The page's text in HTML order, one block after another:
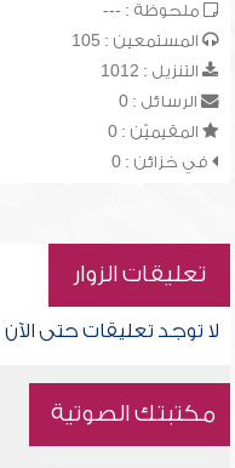
ملحوظة : ---
المستمعين : 105
التنزيل : 1012
الرسائل : 0
المقيميّن : 0
في خزائن : 0
تعليقات الزوار
لا توجد تعليقات حتى الآن
مكتبتك الصوتية